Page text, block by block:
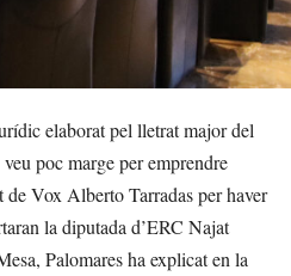
elaborat pel lletrat major del
poc marge per emprendre
Vox Alberto Tarradas per haver
la diputada d’ERC Najat
Palomares ha explicat en la